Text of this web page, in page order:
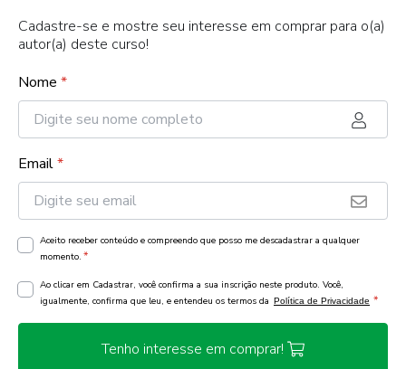
Cadastre-se e mostre seu interesse em comprar para o(a)
autor(a) deste curso!
Nome *
Email*
Aceito receber conteúdo e compreendo que posso me descadastrar a qualquer
momento. *
Ao clicar em Cadastrar, você confirma a sua inscrição neste produto. Você,
igualmente, confirma que leu, e entendeu os termos da Política de Privacidade *
Tenho interesse em comprar!